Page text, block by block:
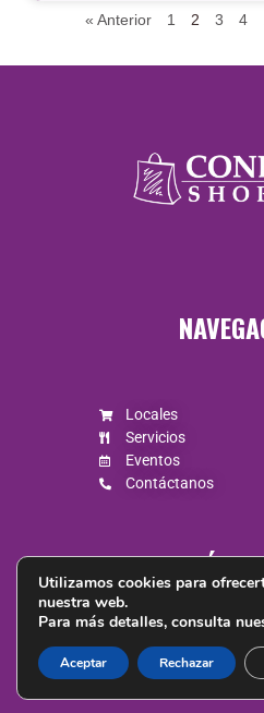
« Anterior 1 2 3 4
Locales
Servicios
Eventos
Contáctanos
© 2026. CONDADO SHOPPING TODOS
Utilizamos cookies para
nuestra web.
Para más detalles, consulta
Aceptar Rechazar